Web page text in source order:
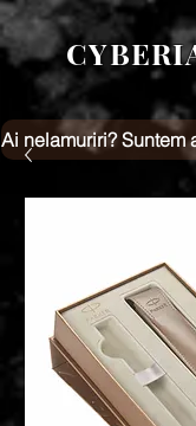
Ai nelamuriri? Suntem